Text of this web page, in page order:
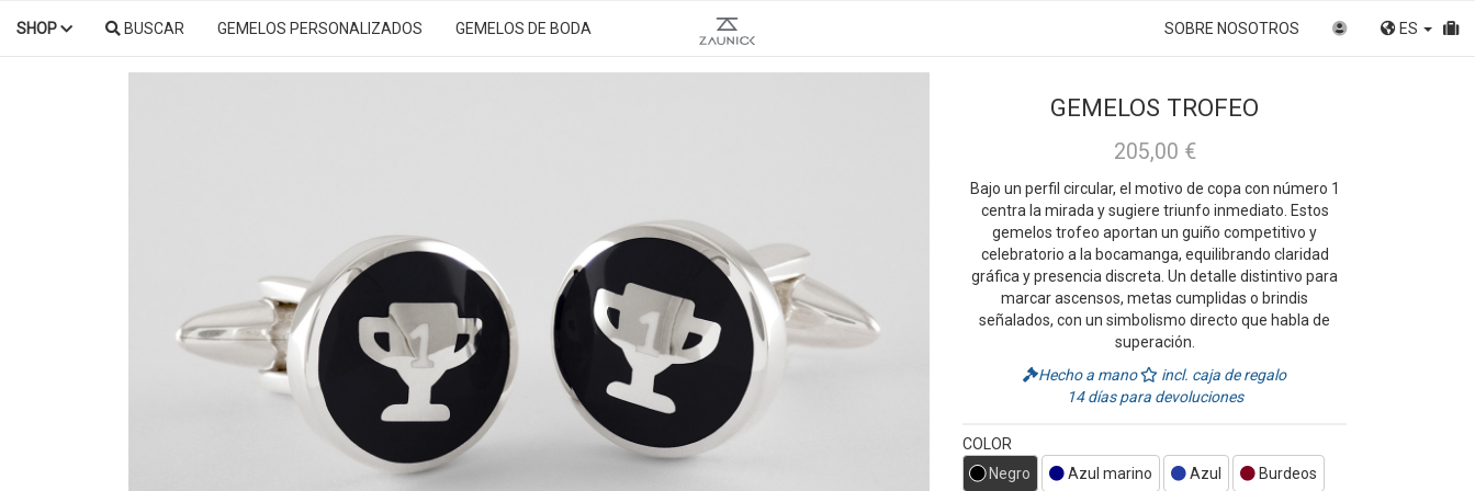
GEMELOS TROFEO
205,00 €
Bajo un perfil circular, el motivo de copa con número 1
centra la mirada y sugiere triunfo inmediato. Estos
gemelos trofeo aportan un guiño competitivo y
celebratorio a la bocamanga, equilibrando claridad
gráfica y presencia discreta. Un detalle distintivo para
marcar ascensos, metas cumplidas o brindis
señalados, con un simbolismo directo que habla de
superación.
Hecho a mano
incl. caja de regalo
14 días para devoluciones
COLOR
Negro
Azul marino Azul Burdeos
SHOP BUSCAR GEMELOS PERSONALIZADOS GEMELOS DE BODA SOBRE NOSOTROS ES